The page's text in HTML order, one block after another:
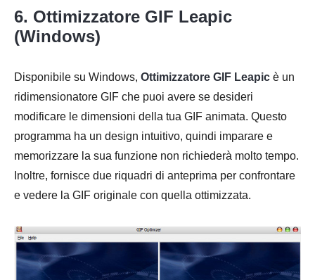
6. Ottimizzatore GIF Leapic
(Windows)
Disponibile su Windows, Ottimizzatore GIF Leapic è un
ridimensionatore GIF che puoi avere se desideri
modificare le dimensioni della tua GIF animata. Questo
programma ha un design intuitivo, quindi imparare e
memorizzare la sua funzione non richiederà molto tempo.
Inoltre, fornisce due riquadri di anteprima per confrontare
e vedere la GIF originale con quella ottimizzata.